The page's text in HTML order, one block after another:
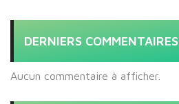
DERNIERS COMMENTAIRES
Aucun commentaire à afficher.